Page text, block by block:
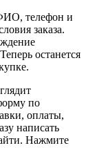
телефон и
заказа.
останется
по
оплаты,
написать
Нажмите